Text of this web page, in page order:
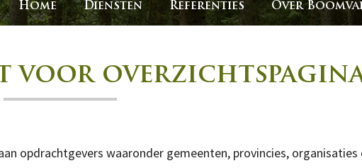
Home Diensten Referenties Over
voor
opdrachtgevers waaronder gemeenten, provincies, organisaties